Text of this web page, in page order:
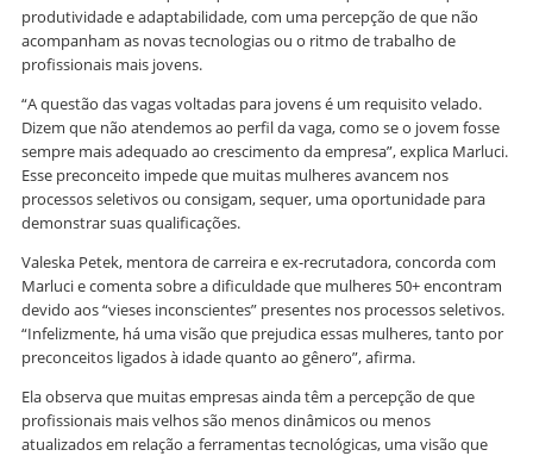
produtividade e adaptabilidade, com uma percepção de que não
acompanham as novas tecnologias ou o ritmo de trabalho de
profissionais mais jovens.
“A questão das vagas voltadas para jovens é um requisito velado.
Dizem que não atendemos ao perfil da vaga, como se o jovem fosse
sempre mais adequado ao crescimento da empresa”, explica Marluci.
Esse preconceito impede que muitas mulheres avancem nos
processos seletivos ou consigam, sequer, uma oportunidade para
demonstrar suas qualificações.
Valeska Petek, mentora de carreira e ex-recrutadora, concorda com
Marluci e comenta sobre a dificuldade que mulheres 50+ encontram
devido aos “vieses inconscientes” presentes nos processos seletivos.
“Infelizmente, há uma visão que prejudica essas mulheres, tanto por
preconceitos ligados à idade quanto ao gênero”, afirma.
Ela observa que muitas empresas ainda têm a percepção de que
profissionais mais velhos são menos dinâmicos ou menos
atualizados em relação a ferramentas tecnológicas, uma visão que